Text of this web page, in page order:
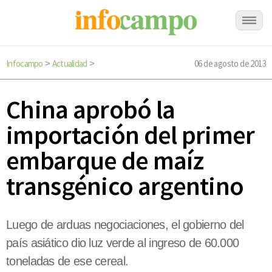
Infocampo > Actualidad > 06 de agosto de 2013
China aprobó la
importación del primer
embarque de maíz
transgénico argentino
Luego de arduas negociaciones, el gobierno del
país asiático dio luz verde al ingreso de 60.000
toneladas de ese cereal.